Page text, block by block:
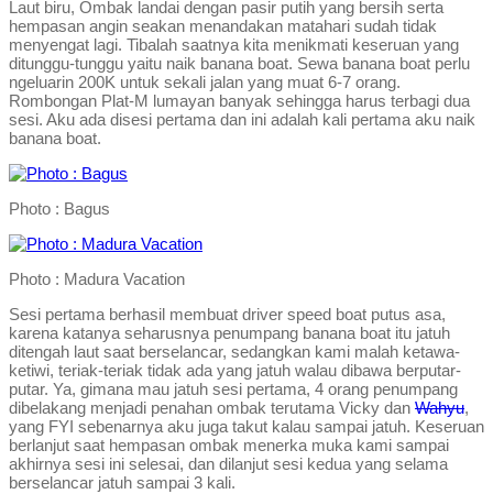
Laut biru, Ombak landai dengan pasir putih yang bersih serta
hempasan angin seakan menandakan matahari sudah tidak
menyengat lagi. Tibalah saatnya kita menikmati keseruan yang
ditunggu-tunggu yaitu naik banana boat. Sewa banana boat perlu
ngeluarin 200K untuk sekali jalan yang muat 6-7 orang.
Rombongan Plat-M lumayan banyak sehingga harus terbagi dua
sesi. Aku ada disesi pertama dan ini adalah kali pertama aku naik
banana boat.
Photo : Bagus
Photo : Madura Vacation
Sesi pertama berhasil membuat driver speed boat putus asa,
karena katanya seharusnya penumpang banana boat itu jatuh
ditengah laut saat berselancar, sedangkan kami malah ketawa-
ketiwi, teriak-teriak tidak ada yang jatuh walau dibawa berputar-
putar. Ya, gimana mau jatuh sesi pertama, 4 orang penumpang
dibelakang menjadi penahan ombak terutama Vicky dan Wahyu,
yang FYI sebenarnya aku juga takut kalau sampai jatuh. Keseruan
berlanjut saat hempasan ombak menerka muka kami sampai
akhirnya sesi ini selesai, dan dilanjut sesi kedua yang selama
berselancar jatuh sampai 3 kali.